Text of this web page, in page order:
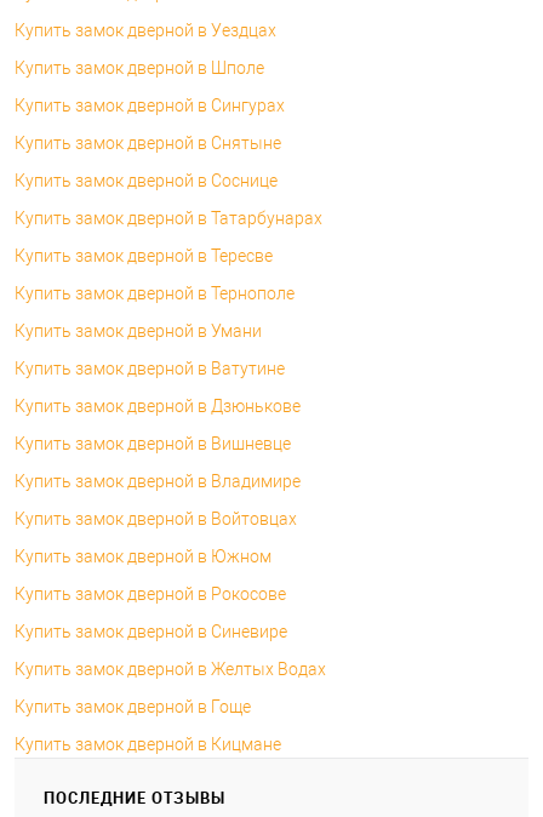
Купить замок дверной в Уездцах
Купить замок дверной в Шполе
Купить замок дверной в Сингурах
Купить замок дверной в Снятыне
Купить замок дверной в Соснице
Купить замок дверной в Татарбунарах
Купить замок дверной в Тересве
Купить замок дверной в Тернополе
Купить замок дверной в Умани
Купить замок дверной в Ватутине
Купить замок дверной в Дзюнькове
Купить замок дверной в Вишневце
Купить замок дверной в Владимире
Купить замок дверной в Войтовцах
Купить замок дверной в Южном
Купить замок дверной в Рокосове
Купить замок дверной в Синевире
Купить замок дверной в Желтых Водах
Купить замок дверной в Гоще
Купить замок дверной в Кицмане
ПОСЛЕДНИЕ ОТЗЫВЫ